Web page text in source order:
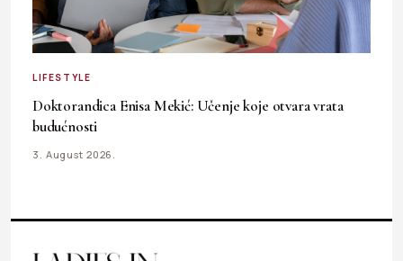
LIFESTYLE
Doktorandica Enisa Mekić: Učenje koje otvara vrata
budućnosti
3. August 2026.